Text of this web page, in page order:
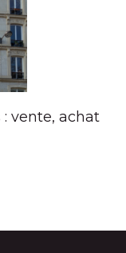
vente, achat